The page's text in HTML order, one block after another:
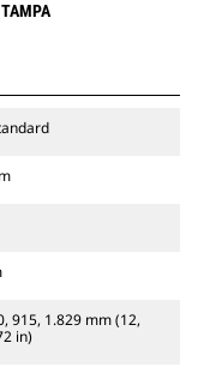
915, 1.829 mm (12,
in)